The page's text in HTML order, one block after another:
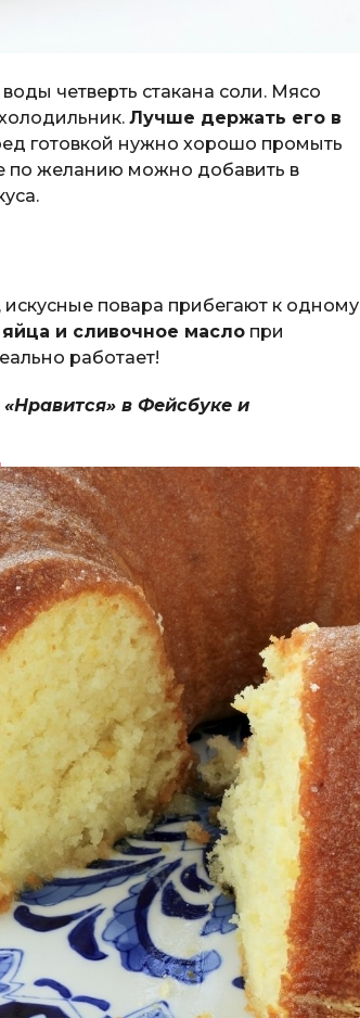
четверть стакана соли. Мясо
Лучше держать его в
готовкой нужно хорошо промыть
по желанию можно добавить в
повара прибегают к одному
и сливочное масло при
работает!
в Фейсбуке и